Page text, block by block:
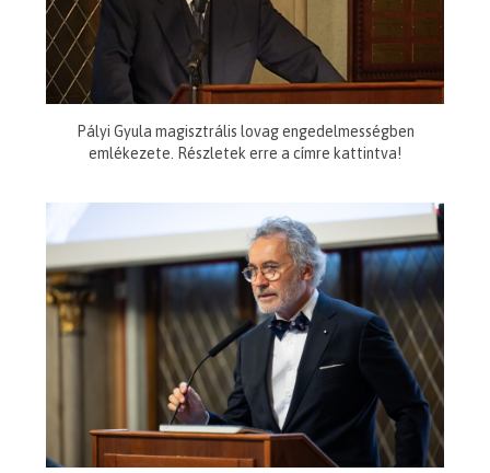
Pályi Gyula magisztrális lovag engedelmességben
emlékezete. Részletek erre a címre kattintva!